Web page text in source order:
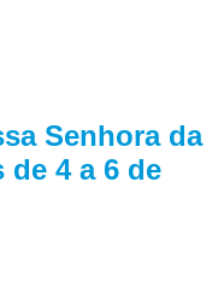
Senhora da
de 4 a 6 de